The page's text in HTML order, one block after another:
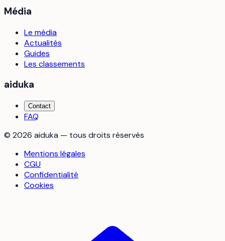
Média
Le média
Actualités
Guides
Les classements
aiduka
Contact
FAQ
© 2026 aiduka — tous droits réservés
Mentions légales
CGU
Confidentialité
Cookies